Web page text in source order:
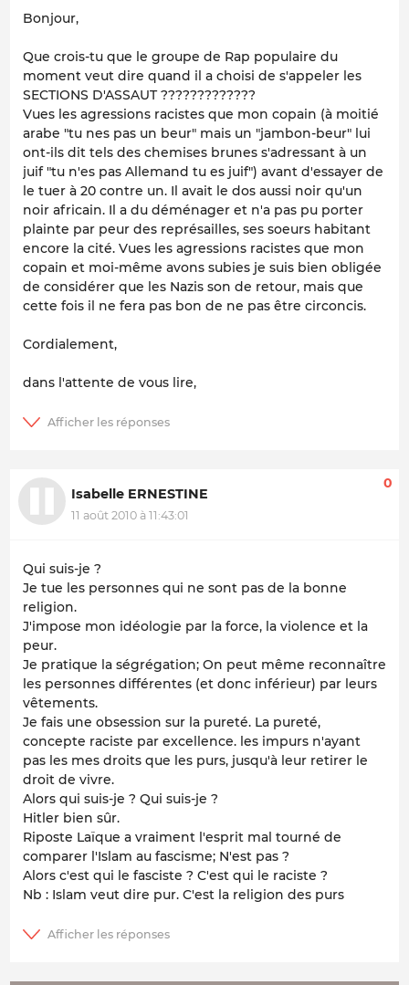
Bonjour,
Que crois-tu que le groupe de Rap populaire du
moment veut dire quand il a choisi de s'appeler les
SECTIONS D'ASSAUT ?????????????
Vues les agressions racistes que mon copain (à moitié
arabe "tu nes pas un beur" mais un "jambon-beur" lui
ont-ils dit tels des chemises brunes s'adressant à un
juif "tu n'es pas Allemand tu es juif") avant d'essayer de
le tuer à 20 contre un. Il avait le dos aussi noir qu'un
noir africain. Il a du déménager et n'a pas pu porter
plainte par peur des représailles, ses soeurs habitant
encore la cité. Vues les agressions racistes que mon
copain et moi-même avons subies je suis bien obligée
de considérer que les Nazis son de retour, mais que
cette fois il ne fera pas bon de ne pas être circoncis.
Cordialement,
dans l'attente de vous lire,
Isabelle ERNESTINE
11 août 2010 à 11:43:01
0
Qui suis-je ?
Je tue les personnes qui ne sont pas de la bonne
religion.
J'impose mon idéologie par la force, la violence et la
peur.
Je pratique la ségrégation; On peut même reconnaître
les personnes différentes (et donc inférieur) par leurs
vêtements.
Je fais une obsession sur la pureté. La pureté,
concepte raciste par excellence. les impurs n'ayant
pas les mes droits que les purs, jusqu'à leur retirer le
droit de vivre.
Alors qui suis-je ? Qui suis-je ?
Hitler bien sûr.
Riposte Laïque a vraiment l'esprit mal tourné de
comparer l'Islam au fascisme; N'est pas ?
Alors c'est qui le fasciste ? C'est qui le raciste ?
Nb : Islam veut dire pur. C'est la religion des purs